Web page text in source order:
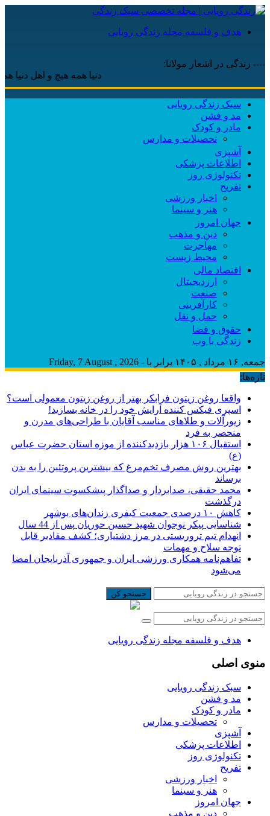
هدف و فلسفه مجله زندگی رویایی
---- زندگی در اشعار مولانا:
دنیا همه هیچ و اهل دنیا
سبک زندگی رویایی
مد و فشن
مادر و کودک
تحصیلات و مدارس
آشپزی
اطلاعات پزشکی
تکنولوژی روز
تفریح
اخبار ورزشی
هنر و سینما
جهان امروز
دین و مذهب
مهاجرت
محیط زیست
اقتصاد مالی
ارزدیجیتال
صنعت
کارآفرینی
حمل و نقل
حقوق و قضا
زندگی با وب
جمعه, ۱۶ مرداد , ۱۴۰۵ برابر با - Friday, 7 August , 2026
تازه‌ها:
واقعا روغن زیتون فرابکر بهتر از روغن زیتون معمولی است؟
اسپری فیکس کننده آرایش خود را در خانه بسازید!
زیورآلات و طلاهای مناسب آقایان با طراحی‌های مدرن و
منحصر به فرد
استقبال ۱۰۶ هزار بازدیدکننده از موزه استان حضرت عباس
(ع)
بهترین روش مصرف تخم‌مرغ که بیشترین پروتئین را به بدن
برساند
محمد حقیقی، صدابردار و صداگذار پیشکسوت سینمای ایران
درگذشت
کاهش ۱۰ درصدی جمعیت کیفری زندان‌های بوشهر
شناسایی پیکر نوجوان شهید حسین حوریان پس از 44 سال
انهدام تیم تروریستی در مرز دشتیاری؛ کشف مقادیر قابل
توجه سلاح و مهمات
تفاهم‌نامه همکاری ورزشی ایران و جمهوری آذربایجان امضا
می‌شود
جستجو کن
هدف و فلسفه مجله زندگی رویایی
منوی اصلی
سبک زندگی رویایی
مد و فشن
مادر و کودک
تحصیلات و مدارس
آشپزی
اطلاعات پزشکی
تکنولوژی روز
تفریح
اخبار ورزشی
هنر و سینما
جهان امروز
دین و مذهب